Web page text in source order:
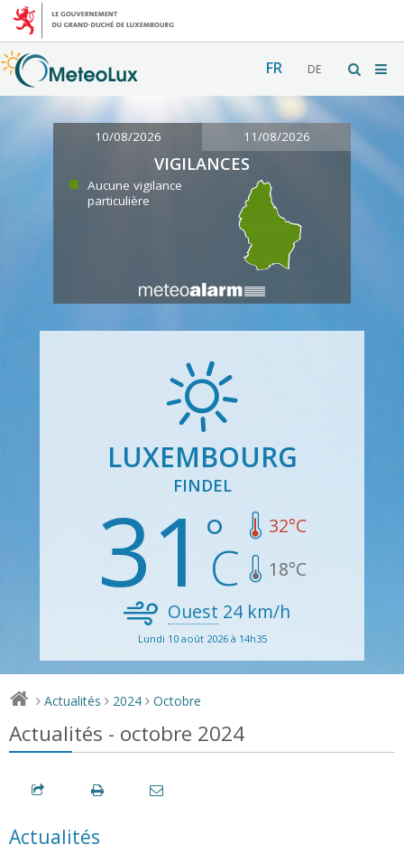
FR DE
10/08/2026 11/08/2026
VIGILANCES
Aucune vigilance
particulière
LUXEMBOURG
FINDEL
31 32°C
18°C
Ouest 24 km/h
Lundi 10 août 2026 à 14h35
> Actualités > 2024 > Octobre
Actualités - octobre 2024
Actualités